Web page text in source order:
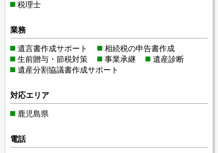
税理士
業務
遺言書作成サポート
相続税の申告書作成
生前贈与・節税対策
事業承継
遺産診断
遺産分割協議書作成サポート
対応エリア
鹿児島県
電話